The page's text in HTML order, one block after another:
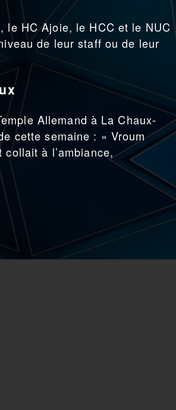
le HC Ajoie, le HCC et le NUC
de leur staff ou de leur
Allemand à La Chaux-
cette semaine : « Vroum
à l’ambiance,